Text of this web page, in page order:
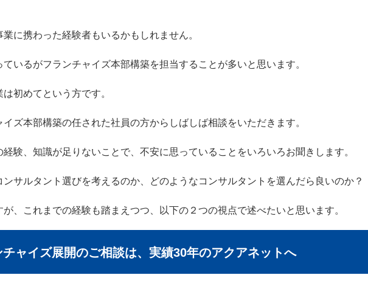
に携わった経験者もいるかもしれません。
いるがフランチャイズ本部構築を担当することが多いと思います。
初めてという方です。
ズ本部構築の任された社員の方からしばしば相談をいただきます。
験、知識が足りないことで、不安に思っていることをいろいろお聞きします。
サルタント選びを考えるのか、どのようなコンサルタントを選んだら良いのか？
、これまでの経験も踏まえつつ、以下の２つの視点で述べたいと思います。
チャイズ展開のご相談は、実績30年のアクアネットへ